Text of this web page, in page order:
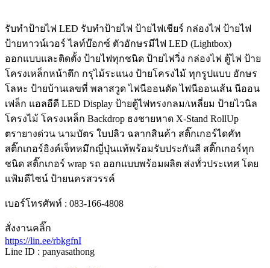
รับทําป้ายไฟ LED รับทำป้ายไฟ ป้ายไฟเชียร์ กล่องไฟ ป้ายไฟ
ป้ายทาวน์เวอร์ ไลท์บ๊อกซ์ ตัวอักษรมีไฟ LED (Lightbox)
ออกแบบและติดตั้ง ป้ายไฟทุกชนิด ป้ายไฟวิ่ง กล่องไฟ ตู้ไฟ ป้าย
โครงเหล็กหน้าตึก กรุไม้ระแนง ป้ายโครงไม้ ทุกรูปแบบ อักษร
โลหะ ป้ายบ้านเลขที่ พลาสวูด ไฟนีออนดัด ไฟนีออนเส้น นีออน
เฟล็ก แอลอีดี LED Display ป้ายตู้ไฟทรงกลม/เหลี่ยม ป้ายไวนิล
โครงไม้ โครงเหล็ก Backdrop ธงชายหาด X-Stand RollUp
ตรายางด่วน นามบัตร ใบปลิว ฉลากสินค้า สติ๊กเกอร์ไดคัท
สติ๊กเกอร์อิงค์เจ็ทหมึกญี่ปุ่นแท้พร้อมรับประกันสี สติ๊กเกอร์ทุก
ชนิด สติ๊กเกอร์ wrap รถ ออกแบบพร้อมผลิต ส่งทั่วประเทศ โดย
แฟ้มดีไซน์ ป้ายนครสวรรค์
เบอร์โทรศัพท์ : 083-166-4808
สั่งงานคลิ๊ก
https://lin.ee/rbkgfnI
Line ID : panyasathong